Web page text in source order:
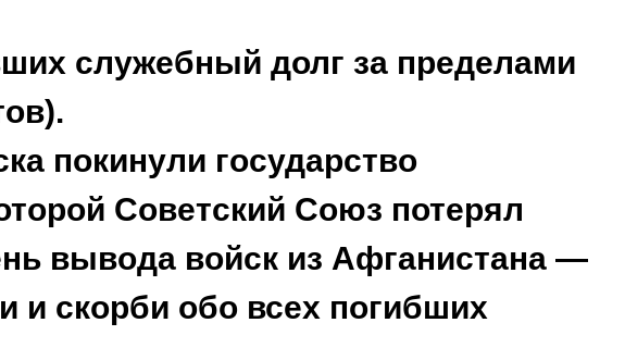
служебный долг за пределами
покинули государство
Советский Союз потерял
вывода войск из Афганистана —
и скорби обо всех погибших